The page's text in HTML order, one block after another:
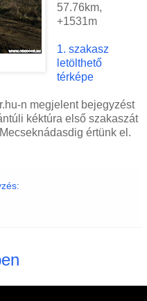
57.76km,
+1531m
1. szakasz
letölthető
térképe
n megjelent bejegyzést
kéktúra első szakaszát
értünk el.